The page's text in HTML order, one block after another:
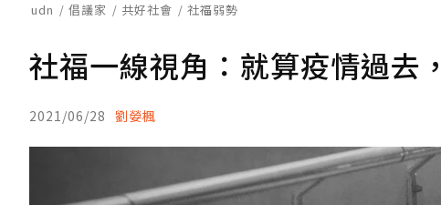
udn 倡議家 共好社會 社福弱勢
社福一線視角：就算疫情過去
2021/06/28 劉嫈楓